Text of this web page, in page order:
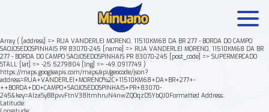
Array ( [address] => RUA VANDERLEI MORENO, 11510KM68 DA BR 277 - BORDA DO CAMPO
SAOJOSEDOSPINHAIS PR 83070-245 [name] => RUA VANDERLEI MORENO, 11510KM68 DA BR
277 - BORDA DO CAMPO SAOJOSEDOSPINHAIS PR 83070-245 [post_code] => SUPERMERCADO
STALL [lat] => -25.5279804 [lng] => -49.0917749 )
https://maps.googleapis.com/maps/api/geocode/json?
address=RUA+VANDERLEI+MORENO%2C+11510KM68+DA+BR+277+-
++BORDA+DO+CAMPO+SAOJOSEDOSPINHAIS+PR+83070-
245&key=AIzaSyB8pvvFtnV38ItmhruN4nwZQOqzDSYbQJ0Formatted Address:
Latitude:
Mais buscados: Produtos Minuano Rende +
Nossa história